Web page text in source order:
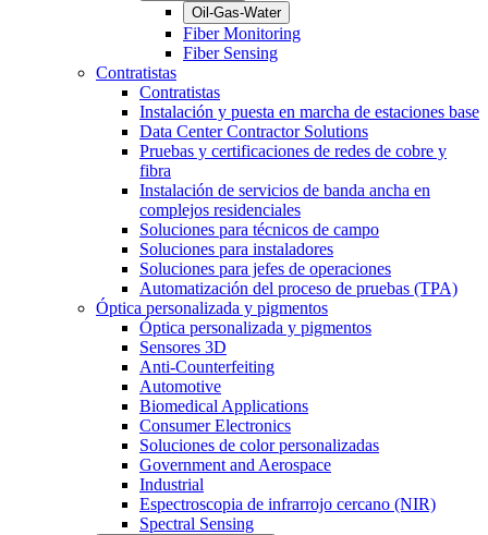
Oil-Gas-Water
Fiber Monitoring
Fiber Sensing
Contratistas
Contratistas
Instalación y puesta en marcha de estaciones base
Data Center Contractor Solutions
Pruebas y certificaciones de redes de cobre y
fibra
Instalación de servicios de banda ancha en
complejos residenciales
Soluciones para técnicos de campo
Soluciones para instaladores
Soluciones para jefes de operaciones
Automatización del proceso de pruebas (TPA)
Óptica personalizada y pigmentos
Óptica personalizada y pigmentos
Sensores 3D
Anti-Counterfeiting
Automotive
Biomedical Applications
Consumer Electronics
Soluciones de color personalizadas
Government and Aerospace
Industrial
Espectroscopia de infrarrojo cercano (NIR)
Spectral Sensing